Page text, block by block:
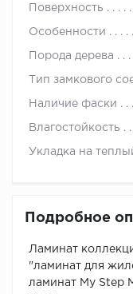
Поверхность
Особенности
Порода дерева
Тип замкового
Наличие фаски
Влагостойкость
Укладка на
Подробное
Ламинат
"ламинат для
ламинат My Step